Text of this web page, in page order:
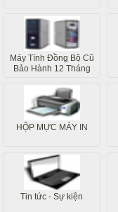
Máy Tính Đồng Bộ Cũ
Bảo Hành 12 Tháng
HỘP MỰC MÁY IN
Tin tức - Sự kiện